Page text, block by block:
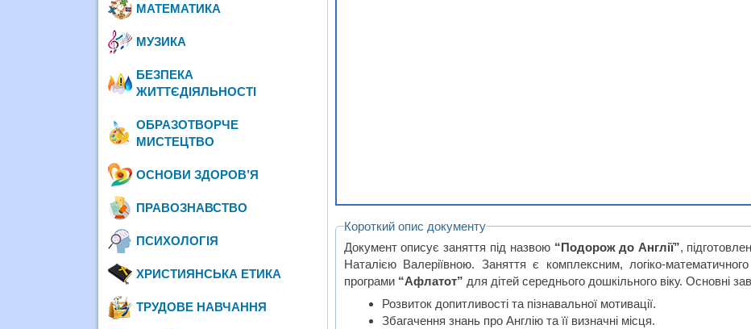
Короткий опис документу
Документ описує заняття під назвою “Подорож до Англії”,
Наталією Валеріївною. Заняття є комплексним, логіко-
програми “Афлатот” для дітей середнього дошкільного віку. Основні
Розвиток допитливості та пізнавальної мотивації.
Збагачення знань про Англію та її визначні місця.
МАТЕМАТИКА
МУЗИКА
БЕЗПЕКА
ЖИТТЄДІЯЛЬНОСТІ
ОБРАЗОТВОРЧЕ
МИСТЕЦТВО
ОСНОВИ ЗДОРОВ’Я
ПРАВОЗНАВСТВО
ПСИХОЛОГІЯ
ХРИСТИЯНСЬКА ЕТИКА
ТРУДОВЕ НАВЧАННЯ